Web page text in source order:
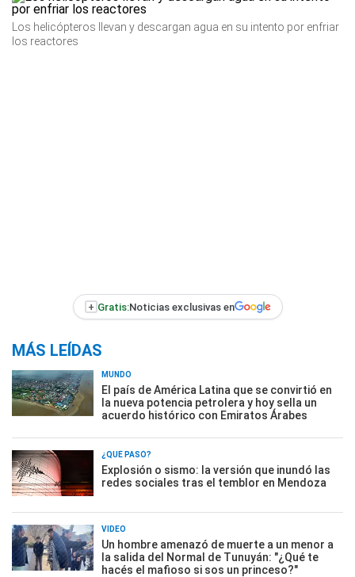
Los helicópteros llevan y descargan agua en su intento por enfriar
los reactores
+ Gratis:Noticias exclusivas en
MÁS LEÍDAS
MUNDO
El país de América Latina que se convirtió en
la nueva potencia petrolera y hoy sella un
acuerdo histórico con Emiratos Árabes
¿QUÉ PASÓ?
Explosión o sismo: la versión que inundó las
redes sociales tras el temblor en Mendoza
VIDEO
Un hombre amenazó de muerte a un menor a
la salida del Normal de Tunuyán: "¿Qué te
hacés el mafioso si sos un princeso?"